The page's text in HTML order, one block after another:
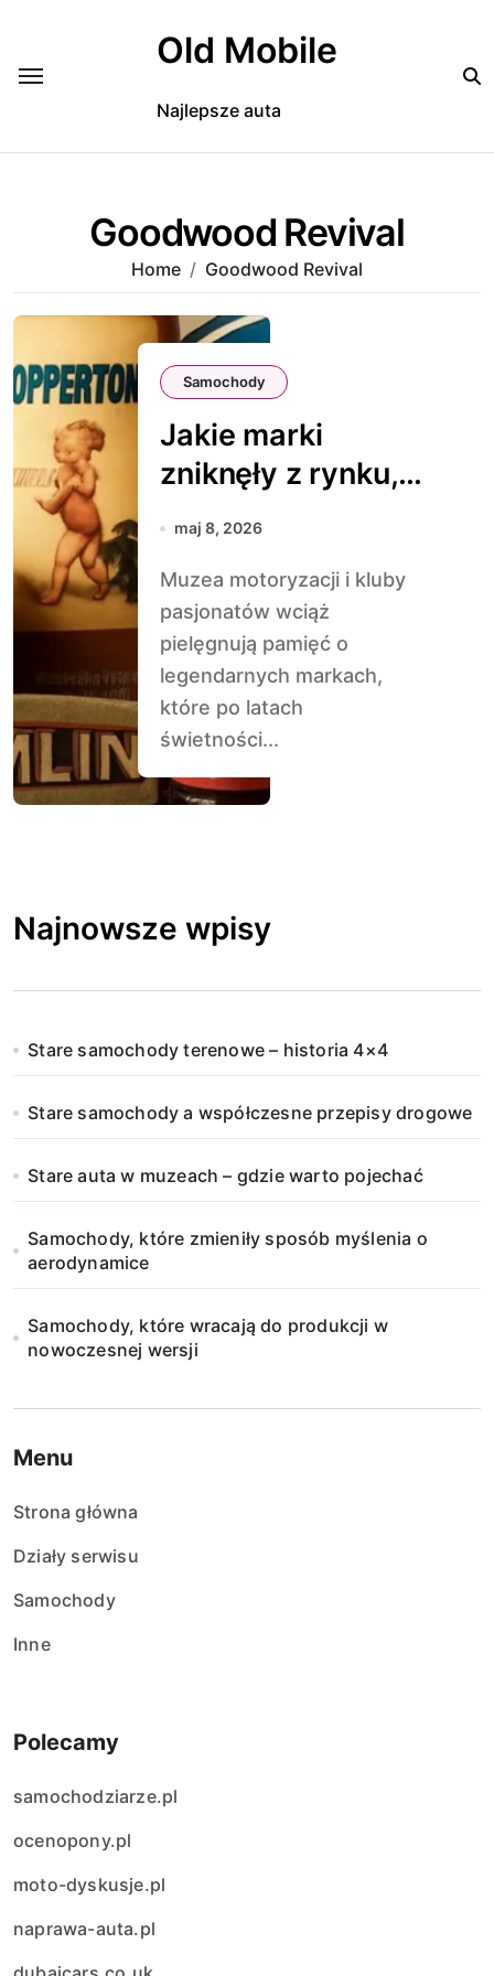
Old Mobile
Najlepsze auta
Goodwood Revival
Home Goodwood Revival
Samochody
Jakie marki
zniknęły z rynku,
ale zostawiły ślad
maj 8, 2026
Muzea motoryzacji i kluby
pasjonatów wciąż
pielęgnują pamięć o
legendarnych mar­kach,
które po latach
świetności...
Najnowsze wpisy
Stare samochody terenowe – historia 4×4
Stare samochody a współczesne przepisy drogowe
Stare auta w muzeach – gdzie warto pojechać
Samochody, które zmieniły sposób myślenia o
aerodynamice
Samochody, które wracają do produkcji w
nowoczesnej wersji
Menu
Strona główna
Działy serwisu
Samochody
Inne
Polecamy
samochodziarze.pl
ocenopony.pl
moto-dyskusje.pl
naprawa-auta.pl